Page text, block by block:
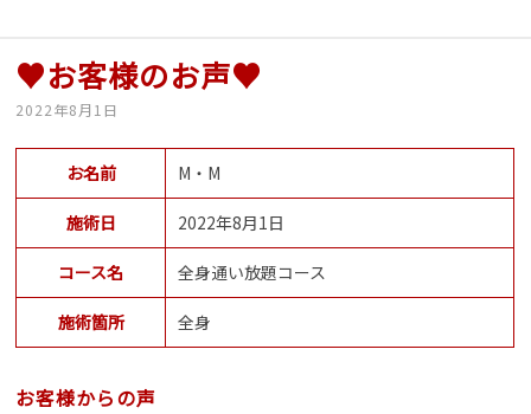
♥お客様のお声♥
2022年8月1日
お名前 M・M
施術日 2022年8月1日
コース名 全身通い放題コース
施術箇所 全身
お客様からの声